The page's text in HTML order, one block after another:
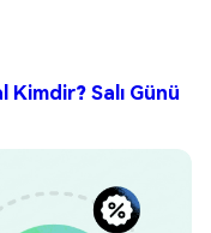
Kimdir? Salı Günü